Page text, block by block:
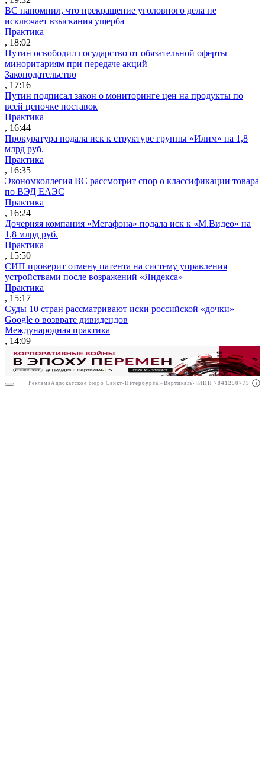
Реклама АО"Право.ру" ИНН: 7708095468
ВС напомнил, что прекращение уголовного дела не
исключает взыскания ущерба
Практика
, 18:02
Путин освободил государство от обязательной оферты
миноритариям при передаче акций
Законодательство
, 17:16
Путин подписал закон о мониторинге цен на продукты по
всей цепочке поставок
Практика
, 16:44
Прокуратура подала иск к структуре группы «Илим» на 1,8
млрд руб.
Практика
, 16:35
Экономколлегия ВС рассмотрит спор о классификации товара
по ВЭД ЕАЭС
Практика
, 16:24
Дочерняя компания «Мегафона» подала иск к «М.Видео» на
1,8 млрд руб.
Практика
, 15:50
СИП проверит отмену патента на систему управления
устройствами после возражений «Яндекса»
Практика
, 15:17
Суды 10 стран рассматривают иски российской «дочки»
Google о возврате дивидендов
Международная практика
, 14:09
Реклама Адвокатское бюро Санкт-Петербурга «Вертикаль» ИНН 7841290773